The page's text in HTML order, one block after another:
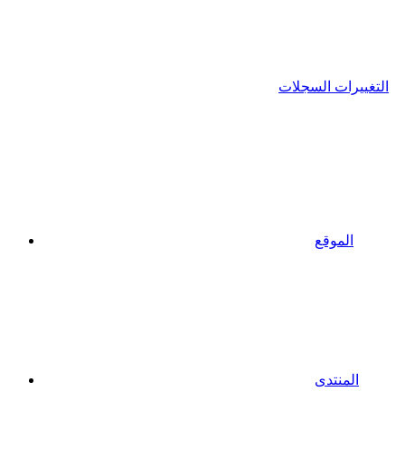
التغييرات السجلات
الموقع
المنتدى